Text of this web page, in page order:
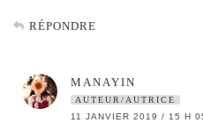
RÉPONDRE
MANAYIN
AUTEUR/AUTRICE
11 JANVIER 2019 / 15 H